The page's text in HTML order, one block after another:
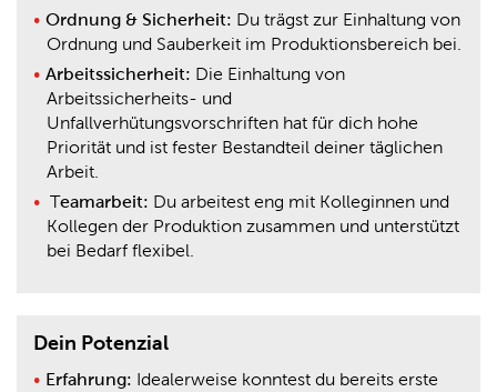
Ordnung & Sicherheit: Du trägst zur Einhaltung von
Ordnung und Sauberkeit im Produktionsbereich bei.
Arbeitssicherheit: Die Einhaltung von
Arbeitssicherheits- und
Unfallverhütungsvorschriften hat für dich hohe
Priorität und ist fester Bestandteil deiner täglichen
Arbeit.
Teamarbeit: Du arbeitest eng mit Kolleginnen und
Kollegen der Produktion zusammen und unterstützt
bei Bedarf flexibel.
Dein Potenzial
Erfahrung: Idealerweise konntest du bereits erste